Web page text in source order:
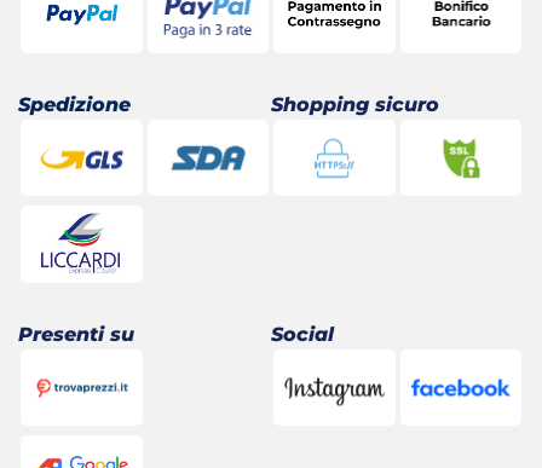
Spedizione Shopping sicuro
Presenti su Social